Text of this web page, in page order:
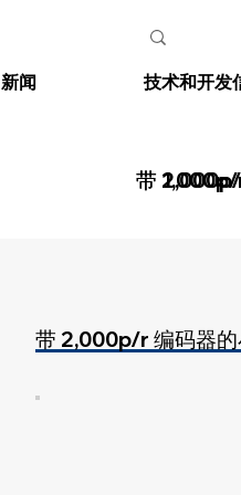
新闻 技术和开发
带
带
带 2,000p/r 编码器